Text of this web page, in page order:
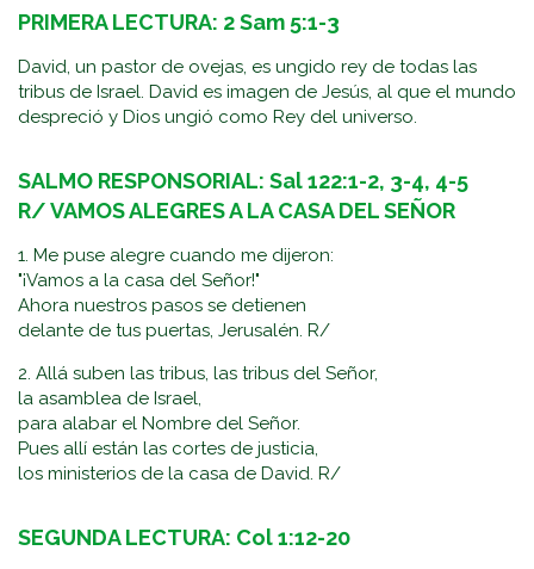
PRIMERA LECTURA: 2 Sam 5:1-3
David, un pastor de ovejas, es ungido rey de todas las
tribus de Israel. David es imagen de Jesús, al que el mundo
despreció y Dios ungió como Rey del universo.
SALMO RESPONSORIAL: Sal 122:1-2, 3-4, 4-5
R/ VAMOS ALEGRES A LA CASA DEL SEÑOR
1. Me puse alegre cuando me dijeron:
"¡Vamos a la casa del Señor!"
Ahora nuestros pasos se detienen
delante de tus puertas, Jerusalén. R/
2. Allá suben las tribus, las tribus del Señor,
la asamblea de Israel,
para alabar el Nombre del Señor.
Pues allí están las cortes de justicia,
los ministerios de la casa de David. R/
SEGUNDA LECTURA: Col 1:12-20